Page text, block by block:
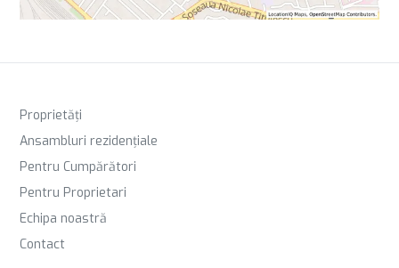
Proprietăți
Ansambluri rezidențiale
Pentru Cumpărători
Pentru Proprietari
Echipa noastră
Contact